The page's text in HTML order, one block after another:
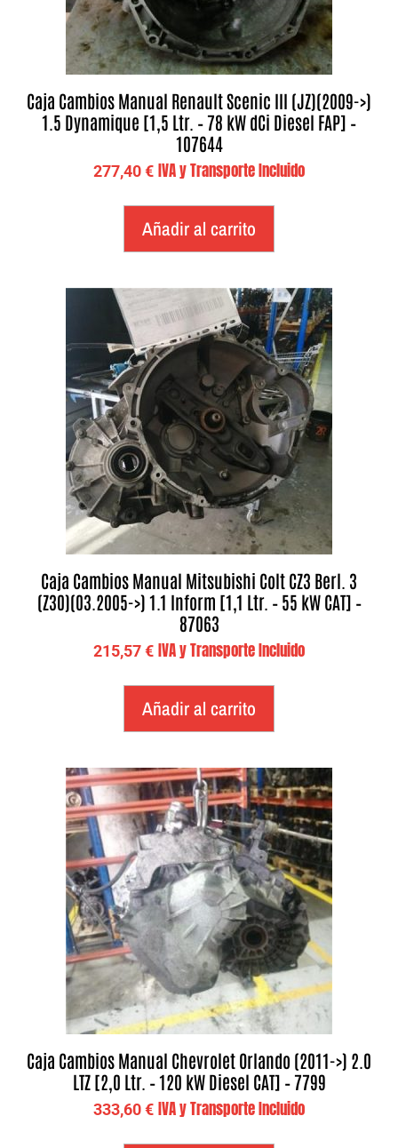
Caja Cambios Manual Renault Scenic III (JZ)(2009->)
1.5 Dynamique [1,5 Ltr. – 78 kW dCi Diesel FAP] –
107644
277,40€ IVA y Transporte Incluido
Añadir al carrito
Caja Cambios Manual Mitsubishi Colt CZ3 Berl. 3
(Z30)(03.2005->) 1.1 Inform [1,1 Ltr. – 55 kW CAT] –
87063
215,57€ IVA y Transporte Incluido
Añadir al carrito
Caja Cambios Manual Chevrolet Orlando (2011->) 2.0
LTZ [2,0 Ltr. – 120 kW Diesel CAT] – 7799
333,60€ IVA y Transporte Incluido